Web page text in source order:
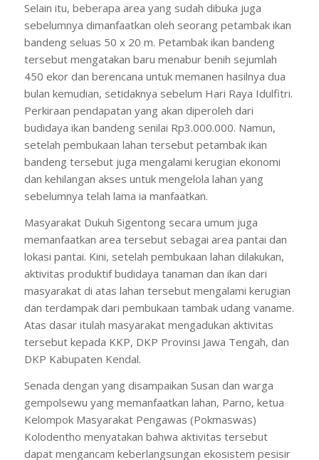
Selain itu, beberapa area yang sudah dibuka juga
sebelumnya dimanfaatkan oleh seorang petambak ikan
bandeng seluas 50 x 20 m. Petambak ikan bandeng
tersebut mengatakan baru menabur benih sejumlah
450 ekor dan berencana untuk memanen hasilnya dua
bulan kemudian, setidaknya sebelum Hari Raya Idulfitri.
Perkiraan pendapatan yang akan diperoleh dari
budidaya ikan bandeng senilai Rp3.000.000. Namun,
setelah pembukaan lahan tersebut petambak ikan
bandeng tersebut juga mengalami kerugian ekonomi
dan kehilangan akses untuk mengelola lahan yang
sebelumnya telah lama ia manfaatkan.
Masyarakat Dukuh Sigentong secara umum juga
memanfaatkan area tersebut sebagai area pantai dan
lokasi pantai. Kini, setelah pembukaan lahan dilakukan,
aktivitas produktif budidaya tanaman dan ikan dari
masyarakat di atas lahan tersebut mengalami kerugian
dan terdampak dari pembukaan tambak udang vaname.
Atas dasar itulah masyarakat mengadukan aktivitas
tersebut kepada KKP, DKP Provinsi Jawa Tengah, dan
DKP Kabupaten Kendal.
Senada dengan yang disampaikan Susan dan warga
gempolsewu yang memanfaatkan lahan, Parno, ketua
Kelompok Masyarakat Pengawas (Pokmaswas)
Kolodentho menyatakan bahwa aktivitas tersebut
dapat mengancam keberlangsungan ekosistem pesisir